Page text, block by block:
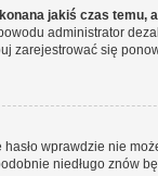
jakiś czas temu,
administrator
zarejestrować się
wprawdzie nie
niedługo znów